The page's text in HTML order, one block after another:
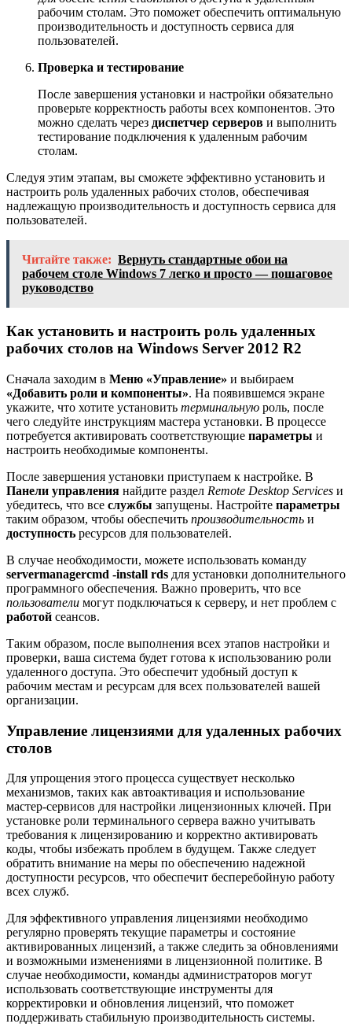
рабочим столам. Это поможет обеспечить оптимальную
производительность и доступность сервиса для
пользователей.
Проверка и тестирование
После завершения установки и настройки обязательно
проверьте корректность работы всех компонентов. Это
можно сделать через диспетчер серверов и выполнить
тестирование подключения к удаленным рабочим
столам.
Следуя этим этапам, вы сможете эффективно установить и
настроить роль удаленных рабочих столов, обеспечивая
надлежащую производительность и доступность сервиса для
пользователей.
Читайте также: Вернуть стандартные обои на
рабочем столе Windows 7 легко и просто — пошаговое
руководство
Как установить и настроить роль удаленных
рабочих столов на Windows Server 2012 R2
Сначала заходим в Меню «Управление» и выбираем
«Добавить роли и компоненты». На появившемся экране
укажите, что хотите установить терминальную роль, после
чего следуйте инструкциям мастера установки. В процессе
потребуется активировать соответствующие параметры и
настроить необходимые компоненты.
После завершения установки приступаем к настройке. В
Панели управления найдите раздел Remote Desktop Services и
убедитесь, что все службы запущены. Настройте параметры
таким образом, чтобы обеспечить производительность и
доступность ресурсов для пользователей.
В случае необходимости, можете использовать команду
servermanagercmd -install rds для установки дополнительного
программного обеспечения. Важно проверить, что все
пользователи могут подключаться к серверу, и нет проблем с
работой сеансов.
Таким образом, после выполнения всех этапов настройки и
проверки, ваша система будет готова к использованию роли
удаленного доступа. Это обеспечит удобный доступ к
рабочим местам и ресурсам для всех пользователей вашей
организации.
Управление лицензиями для удаленных рабочих
столов
Для упрощения этого процесса существует несколько
механизмов, таких как автоактивация и использование
мастер-сервисов для настройки лицензионных ключей. При
установке роли терминального сервера важно учитывать
требования к лицензированию и корректно активировать
коды, чтобы избежать проблем в будущем. Также следует
обратить внимание на меры по обеспечению надежной
доступности ресурсов, что обеспечит бесперебойную работу
всех служб.
Для эффективного управления лицензиями необходимо
регулярно проверять текущие параметры и состояние
активированных лицензий, а также следить за обновлениями
и возможными изменениями в лицензионной политике. В
случае необходимости, команды администраторов могут
использовать соответствующие инструменты для
корректировки и обновления лицензий, что поможет
поддерживать стабильную производительность системы.